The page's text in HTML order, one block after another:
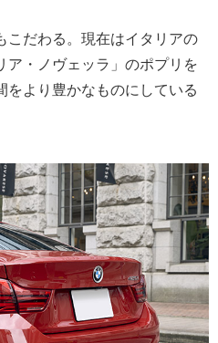
こだわる。現在はイタリアの
ア・ノヴェッラ」のポプリを
をより豊かなものにしている